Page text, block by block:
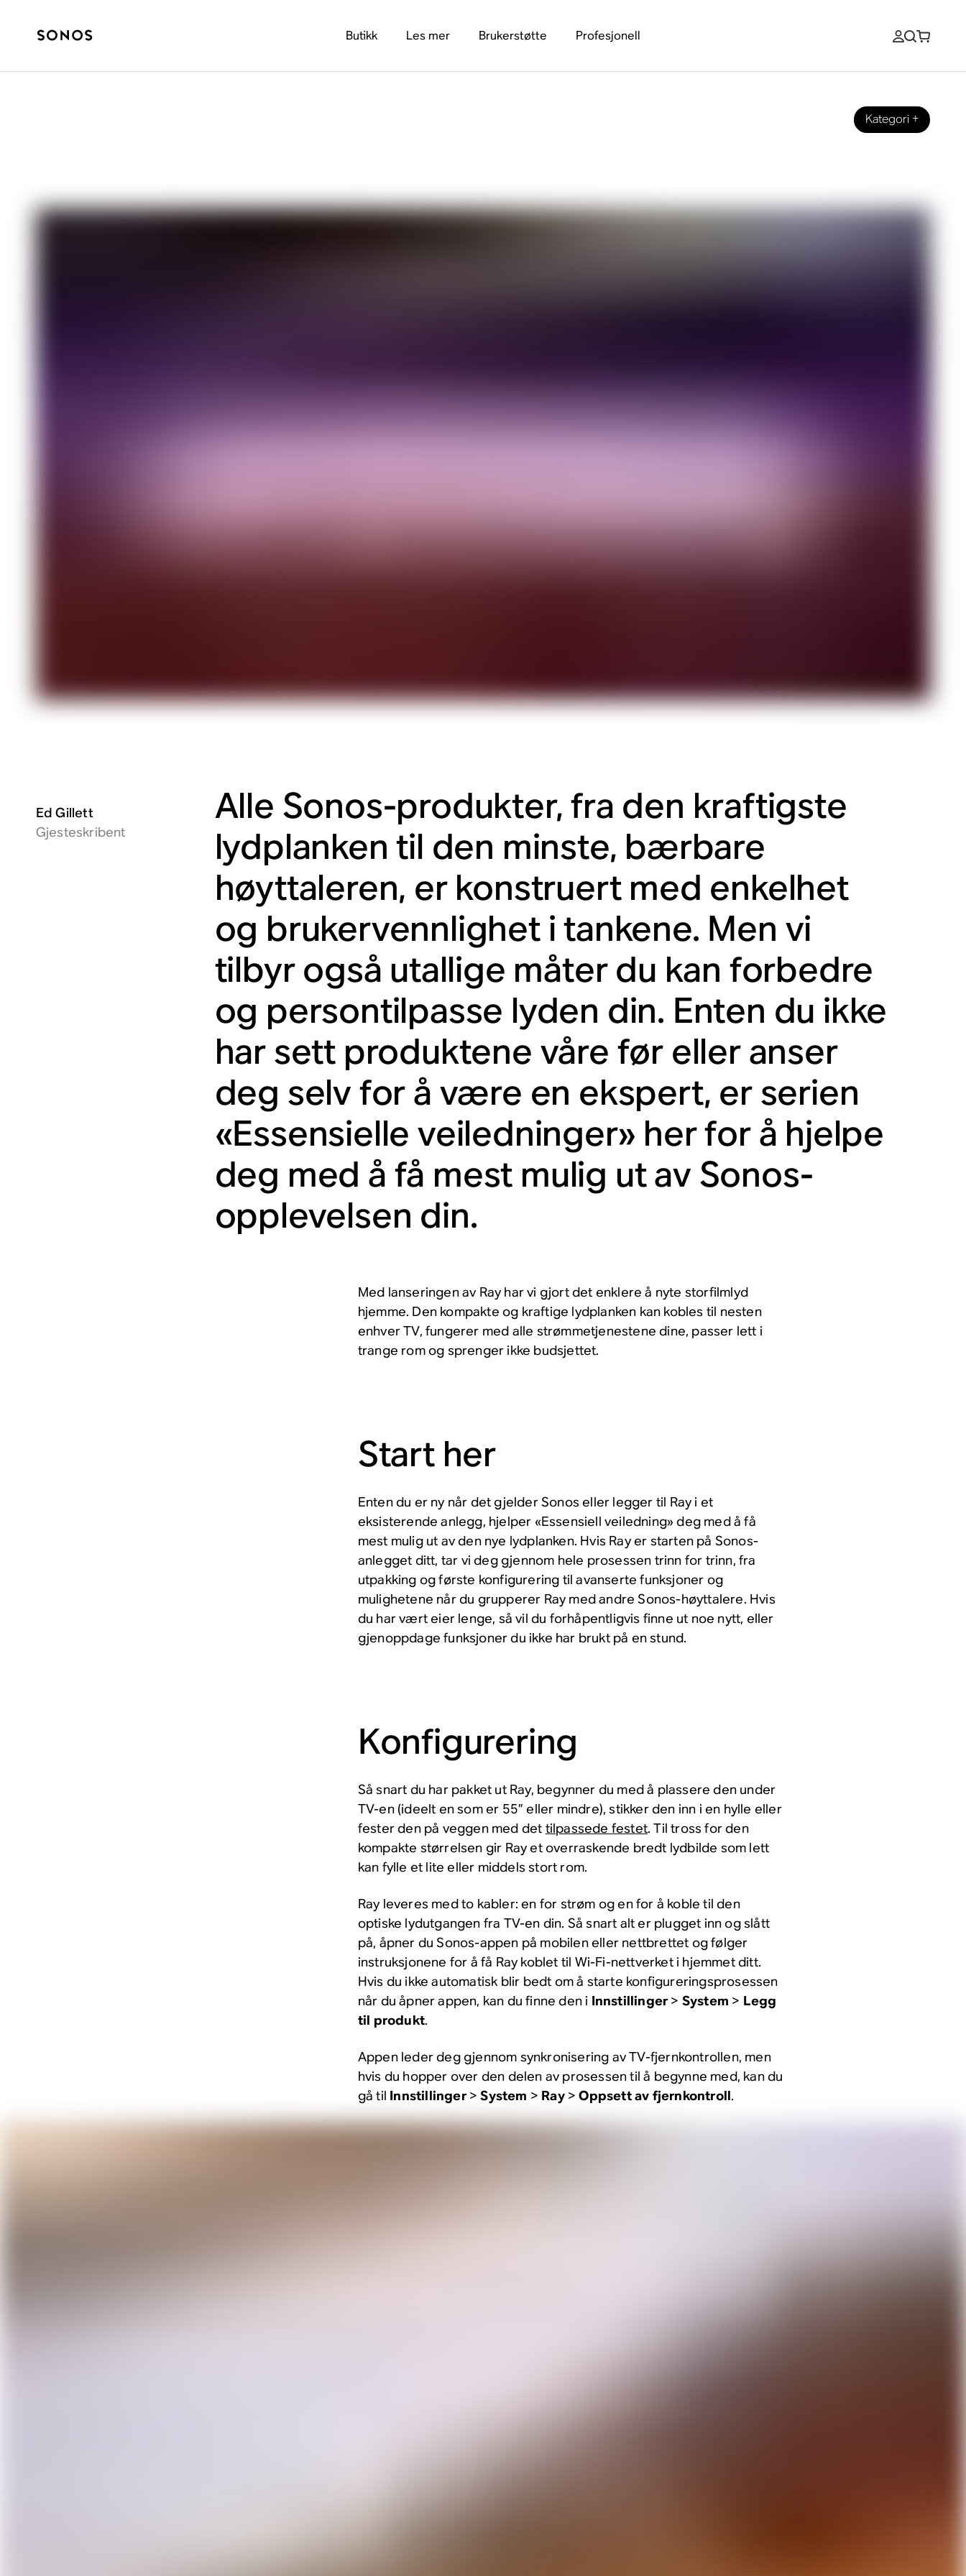
Butikk Les mer Brukerstøtte Profesjonell
Kategori +
Ed Gillett
Gjesteskribent
Alle Sonos-produkter, fra den kraftigste
lydplanken til den minste, bærbare
høyttaleren, er konstruert med enkelhet
og brukervennlighet i tankene. Men vi
tilbyr også utallige måter du kan forbedre
og persontilpasse lyden din. Enten du ikke
har sett produktene våre før eller anser
deg selv for å være en ekspert, er serien
«Essensielle veiledninger» her for å hjelpe
deg med å få mest mulig ut av Sonos-
opplevelsen din.
Med lanseringen av Ray har vi gjort det enklere å nyte storfilmlyd
hjemme. Den kompakte og kraftige lydplanken kan kobles til nesten
enhver TV, fungerer med alle strømmetjenestene dine, passer lett i
trange rom og sprenger ikke budsjettet.
Start her
Enten du er ny når det gjelder Sonos eller legger til Ray i et
eksisterende anlegg, hjelper «Essensiell veiledning» deg med å få
mest mulig ut av den nye lydplanken. Hvis Ray er starten på Sonos-
anlegget ditt, tar vi deg gjennom hele prosessen trinn for trinn, fra
utpakking og første konfigurering til avanserte funksjoner og
mulighetene når du grupperer Ray med andre Sonos-høyttalere. Hvis
du har vært eier lenge, så vil du forhåpentligvis finne ut noe nytt, eller
gjenoppdage funksjoner du ikke har brukt på en stund.
Konfigurering
Så snart du har pakket ut Ray, begynner du med å plassere den under
TV-en (ideelt en som er 55” eller mindre), stikker den inn i en hylle eller
fester den på veggen med det tilpassede festet. Til tross for den
kompakte størrelsen gir Ray et overraskende bredt lydbilde som lett
kan fylle et lite eller middels stort rom.
Ray leveres med to kabler: en for strøm og en for å koble til den
optiske lydutgangen fra TV-en din. Så snart alt er plugget inn og slått
på, åpner du Sonos-appen på mobilen eller nettbrettet og følger
instruksjonene for å få Ray koblet til Wi-Fi-nettverket i hjemmet ditt.
Hvis du ikke automatisk blir bedt om å starte konfigureringsprosessen
når du åpner appen, kan du finne den i Innstillinger> System > Legg
til produkt.
Appen leder deg gjennom synkronisering av TV-fjernkontrollen, men
hvis du hopper over den delen av prosessen til å begynne med, kan du
gå til Innstillinger>System > Ray>Oppsett av fjernkontroll.